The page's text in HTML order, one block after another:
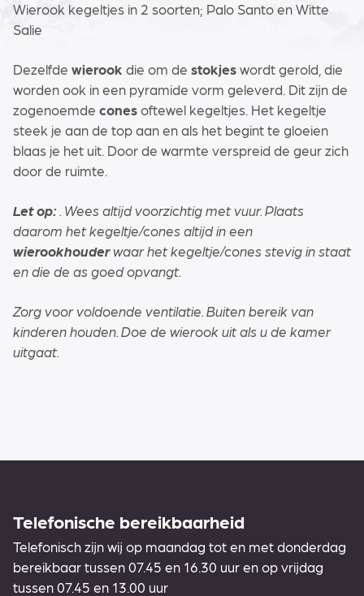
Wierook kegeltjes in 2 soorten; Palo Santo en Witte
Salie
Dezelfde wierook die om de stokjes wordt gerold, die
worden ook in een pyramide vorm geleverd. Dit zijn de
zogenoemde cones oftewel kegeltjes. Het kegeltje
steek je aan de top aan en als het begint te gloeien
blaas je het uit. Door de warmte verspreid de geur zich
door de ruimte.
Let op: . Wees altijd voorzichtig met vuur. Plaats
daarom het kegeltje/cones altijd in een
wierookhouderwaar het kegeltje/cones stevig in staat
en die de as goed opvangt.
Zorg voor voldoende ventilatie. Buiten bereik van
kinderen houden. Doe de wierook uit als u de kamer
uitgaat.
Telefonische bereikbaarheid
Telefonisch zijn wij op maandag tot en met donderdag
bereikbaar tussen 07.45 en 16.30 uur en op vrijdag
tussen 07.45 en 13.00 uur